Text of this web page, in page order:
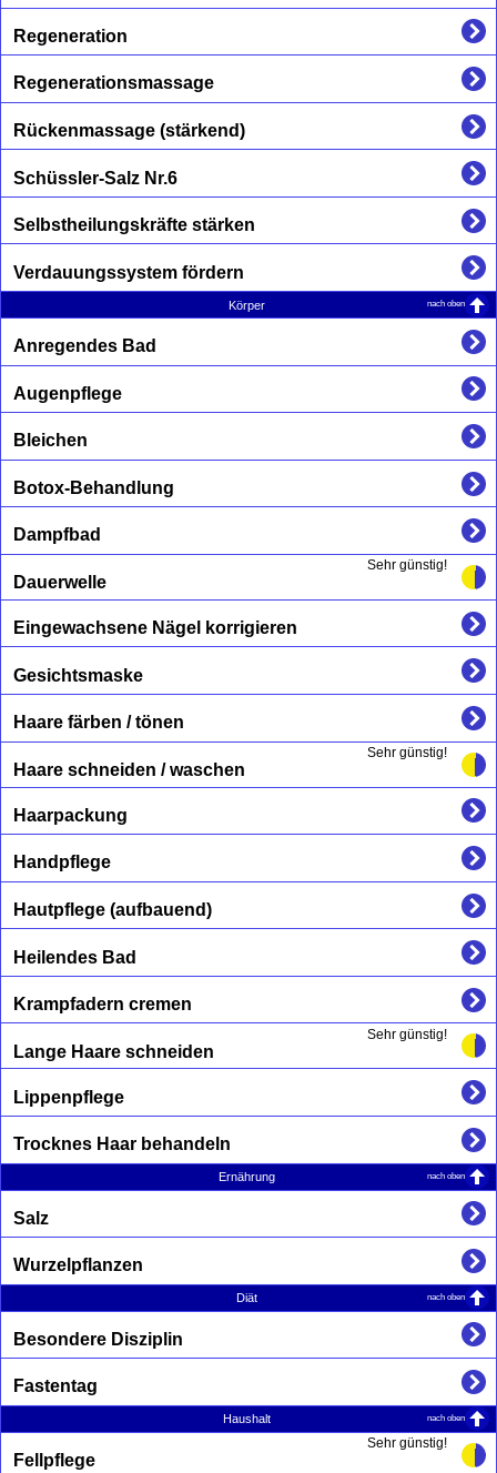
Regeneration
Regenerationsmassage
Rückenmassage (stärkend)
Schüssler-Salz Nr.6
Selbstheilungskräfte stärken
Verdauungssystem fördern
Körper nach oben
Anregendes Bad
Augenpflege
Bleichen
Botox-Behandlung
Dampfbad
Sehr günstig!
Dauerwelle
Eingewachsene Nägel korrigieren
Gesichtsmaske
Haare färben / tönen
Sehr günstig!
Haare schneiden / waschen
Haarpackung
Handpflege
Hautpflege (aufbauend)
Heilendes Bad
Krampfadern cremen
Sehr günstig!
Lange Haare schneiden
Lippenpflege
Trocknes Haar behandeln
Ernährung nach oben
Salz
Wurzelpflanzen
Diät nach oben
Besondere Disziplin
Fastentag
Haushalt nach oben
Sehr günstig!
Fellpflege